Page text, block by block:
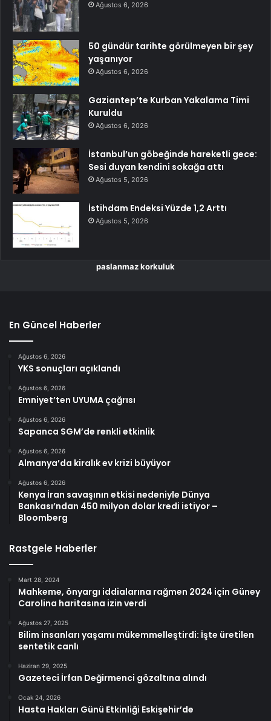
Ağustos 6, 2026
50 gündür tarihte görülmeyen bir şey
yaşanıyor
Ağustos 6, 2026
Gaziantep’te Kurban Yakalama Timi
Kuruldu
Ağustos 6, 2026
İstanbul’un göbeğinde hareketli gece:
Sesi duyan kendini sokağa attı
Ağustos 5, 2026
İstihdam Endeksi Yüzde 1,2 Arttı
Ağustos 5, 2026
paslanmaz korkuluk
En Güncel Haberler
Ağustos 6, 2026
YKS sonuçları açıklandı
Ağustos 6, 2026
Emniyet’ten UYUMA çağrısı
Ağustos 6, 2026
Sapanca SGM’de renkli etkinlik
Ağustos 6, 2026
Almanya’da kiralık ev krizi büyüyor
Ağustos 6, 2026
Kenya İran savaşının etkisi nedeniyle Dünya
Bankası’ndan 450 milyon dolar kredi istiyor –
Bloomberg
Rastgele Haberler
Mart 28, 2024
Mahkeme, önyargı iddialarına rağmen 2024 için Güney
Carolina haritasına izin verdi
Ağustos 27, 2025
Bilim insanları yaşamı mükemmelleştirdi: İşte üretilen
sentetik canlı
Haziran 29, 2025
Gazeteci İrfan Değirmenci gözaltına alındı
Ocak 24, 2026
Hasta Hakları Günü Etkinliği Eskişehir’de